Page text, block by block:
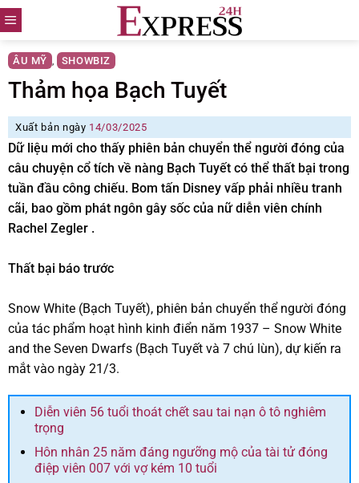
Skip
to
content
ÂU MỸ , SHOWBIZ
Thảm họa Bạch Tuyết
Xuất bản ngày 14/03/2025
Dữ liệu mới cho thấy phiên bản chuyển thể người đóng của
câu chuyện cổ tích về nàng Bạch Tuyết có thể thất bại trong
tuần đầu công chiếu. Bom tấn Disney vấp phải nhiều tranh
cãi, bao gồm phát ngôn gây sốc của nữ diễn viên chính
Rachel Zegler .
Thất bại báo trước
Snow White (Bạch Tuyết), phiên bản chuyển thể người đóng
của tác phẩm hoạt hình kinh điển năm 1937 – Snow White
and the Seven Dwarfs (Bạch Tuyết và 7 chú lùn), dự kiến ra
mắt vào ngày 21/3.
Diễn viên 56 tuổi thoát chết sau tai nạn ô tô nghiêm
trọng
Hôn nhân 25 năm đáng ngưỡng mộ của tài tử đóng
điệp viên 007 với vợ kém 10 tuổi